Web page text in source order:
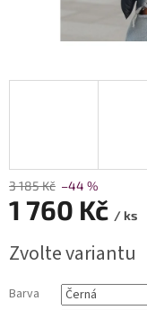
3 185 Kč –44 %
1 760 Kč / ks
cena:
Zvolte variantu
Barva